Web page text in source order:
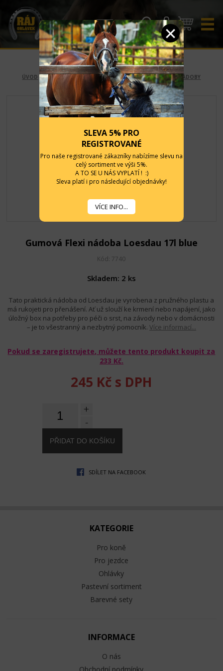
CZK EUR
ÚVOD -STÁJ A OHRADA - VÝBAVA STÁJE -ŽLABY, VĚDRA, NÁDOBY
Gumová Flexi nádoba Loesdau 17l blue
Kód: 7740
Skladem: 2 ks
Tato praktická nádoba od Loesdau je vyrobena z pružného plastu a
má rukojeti pro přenášení. Ať už slouží ke krmení nebo napájení, jako
úložný box na potřeby pro péči o srst, na závody nebo v domácnosti
– je to všestranný a nezbytný pomocník. Více informací...
Pokud se zaregistrujete, můžete tento produkt koupit za
233 Kč.
245 Kč s DPH
+
-
SDÍLET NA FACEBOOK
KATEGORIE
Pro koně
Pro jezdce
Ohlávky
Pastevní sortiment
Barevné sety
INFORMACE
O nás
SLEVA 5% PRO
REGISTROVANÉ
Pro naše registrované zákazníky nabízíme slevu na
celý sortiment ve výši 5%.
A TO SE U NÁS VYPLATÍ ! :)
Sleva platí i pro následující objednávky!
VÍCE INFO...